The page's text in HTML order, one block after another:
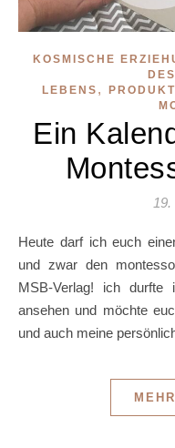
KOSMISCHE
LEBENS ,
Ein
Heute darf ich euch einen wunderbares Produkt vorstellen -
und zwar den
MSB-Verlag! ich
ansehen und möchte
und auch meine